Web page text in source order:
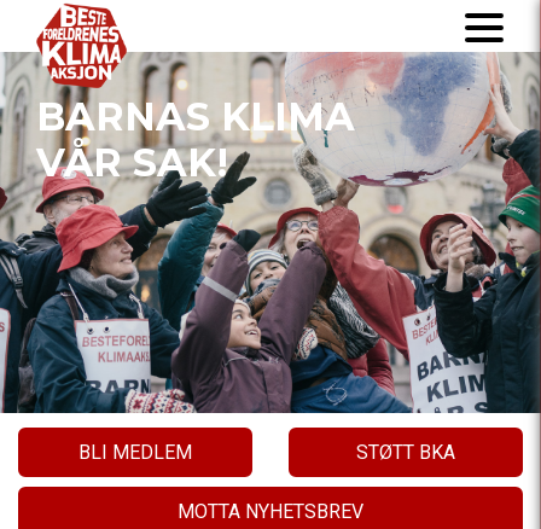
BARNAS KLIMA
VÅR SAK!
BLI MEDLEM STØTT BKA
MOTTA NYHETSBREV